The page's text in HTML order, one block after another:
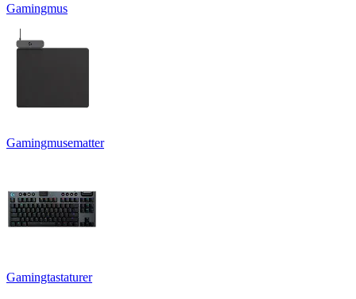
Gamingmus
Gamingmusematter
Gamingtastaturer